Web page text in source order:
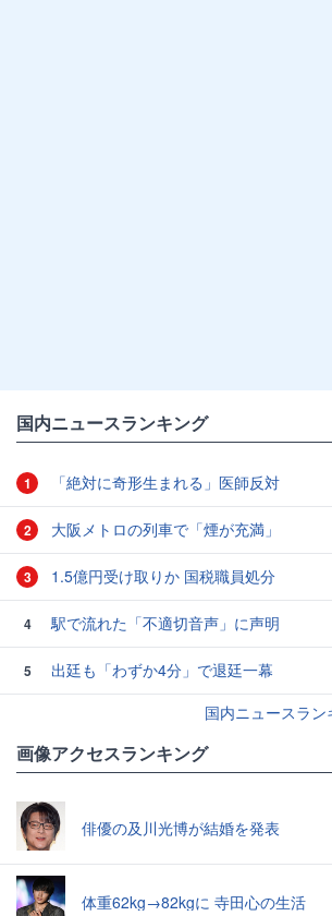
国内ニュースランキング
1 「絶対に奇形生まれる」医師反対
2 大阪メトロの列車で「煙が充満」
3 1.5億円受け取りか 国税職員処分
4 駅で流れた「不適切音声」に声明
5
出廷も「わずか4分」で退廷一幕
国内ニュースラ
画像アクセスランキング
俳優の及川光博が結婚を発表
体重62kg→82kgに 寺田心の生活